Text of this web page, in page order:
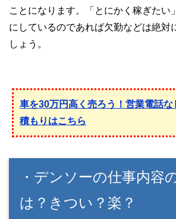
ことになります。「とにかく稼ぎたい
にしているのであれば欠勤などは絶対
しょう。
車を30万円高く売ろう！営業電話
積もりはこちら
・デンソーの仕事内容
は？きつい？楽？